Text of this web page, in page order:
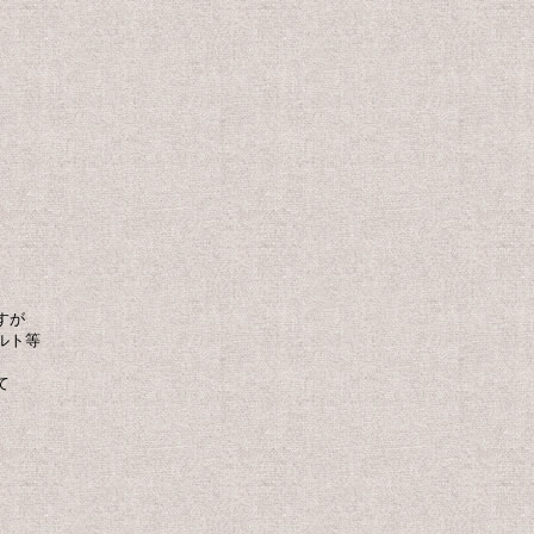
が
ト等